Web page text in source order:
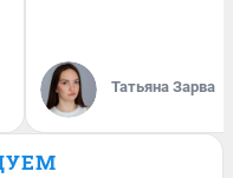
Татьяна Зарва